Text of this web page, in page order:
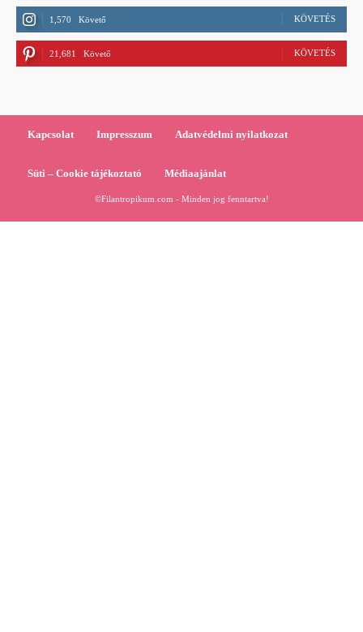
1,570 Követő KÖVETÉS
21,681 Követő KÖVETÉS
Kapcsolat Impresszum Adatvédelmi nyilatkozat
Süti – Cookie tájékoztató Médiaajánlat
©Filantropikum.com - Minden jog fenntartva!